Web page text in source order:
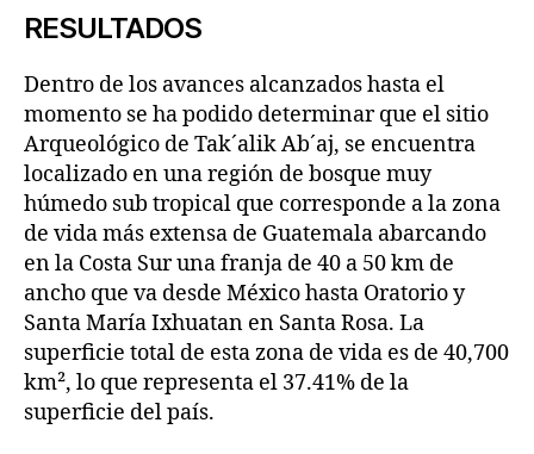
RESULTADOS
Dentro de los avances alcanzados hasta el
momento se ha podido determinar que el sitio
Arqueológico de Tak´alik Ab´aj, se encuentra
localizado en una región de bosque muy
húmedo sub tropical que corresponde a la zona
de vida más extensa de Guatemala abarcando
en la Costa Sur una franja de 40 a 50 km de
ancho que va desde México hasta Oratorio y
Santa María Ixhuatan en Santa Rosa. La
superficie total de esta zona de vida es de 40,700
km², lo que representa el 37.41% de la
superficie del país.